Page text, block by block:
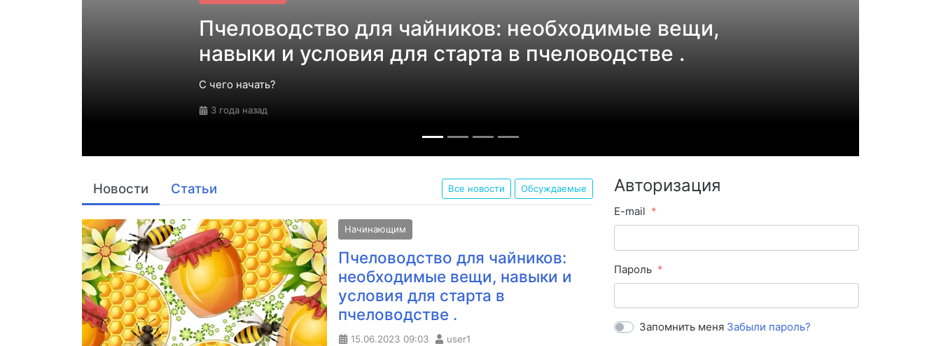
Пчеловодство для чайников: необходимые вещи,
навыки и условия для старта в пчеловодстве .
С чего начать?
3 года назад
Новости Статьи Все новости Обсуждаемые
Начинающим
Пчеловодство для чайников:
необходимые вещи, навыки и
условия для старта в
пчеловодстве .
15.06.2023 09:03 user1
Авторизация
E-mail
Пароль
Запомнить меня Забыли пароль?